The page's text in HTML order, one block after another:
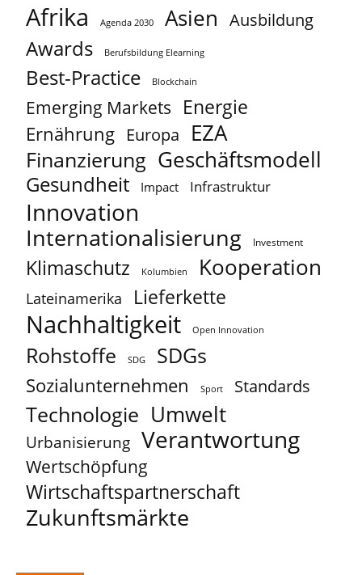
Afrika Agenda 2030 Asien Ausbildung
Awards Berufsbildung Elearning
Best-Practice Blockchain
Emerging Markets Energie
Ernährung Europa EZA
Finanzierung Geschäftsmodell
Gesundheit Impact Infrastruktur
Innovation
Internationalisierung Investment
Klimaschutz Kolumbien Kooperation
Lateinamerika Lieferkette
Nachhaltigkeit Open Innovation
Rohstoffe SDG SDGs
Sozialunternehmen Sport Standards
Technologie Umwelt
Urbanisierung Verantwortung
Wertschöpfung
Wirtschaftspartnerschaft
Zukunftsmärkte